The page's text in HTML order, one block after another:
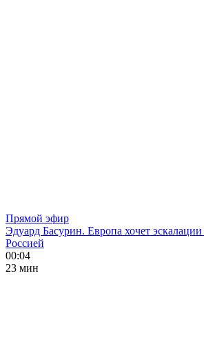
Прямой эфир
Эдуард Басурин. Европа хочет
Россией
00:04
23 мин